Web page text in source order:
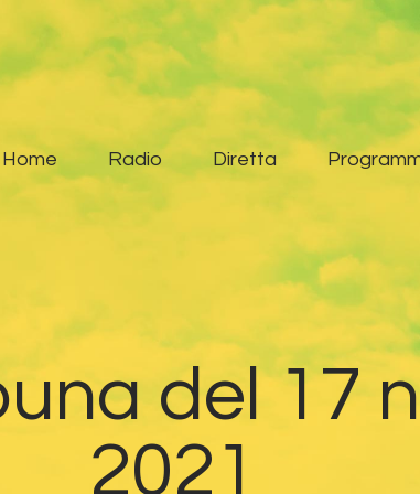
Home Radio Diretta
del 17
2021